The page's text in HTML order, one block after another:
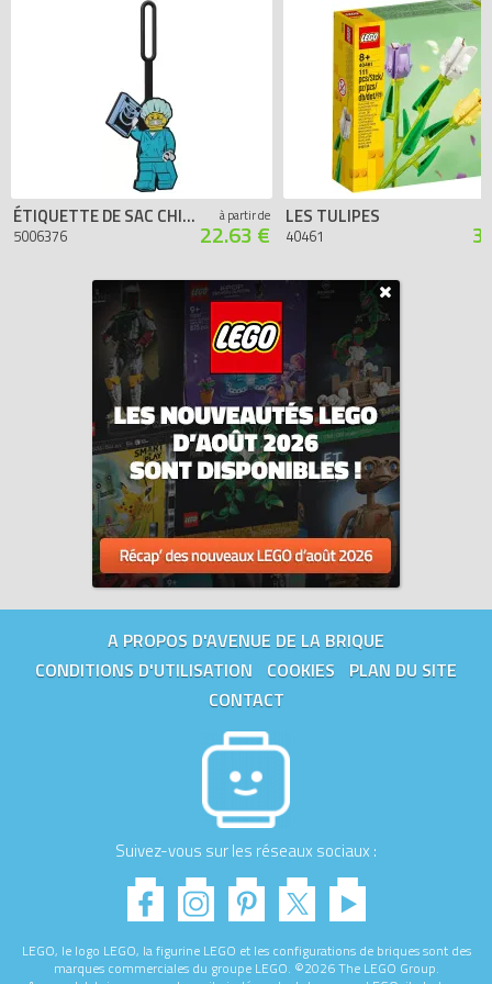
ÉTIQUETTE DE SAC CHIRURGIENNE
5006376
à partir de
22.63 €
LES TULIPES
40461
A PROPOS D'AVENUE DE LA BRIQUE
CONDITIONS D'UTILISATION
COOKIES
PLAN DU SITE
CONTACT
Suivez-vous sur les réseaux sociaux :
LEGO, le logo LEGO, la figurine LEGO et les configurations de briques sont des
marques commerciales du groupe LEGO. ©2026 The LEGO Group.